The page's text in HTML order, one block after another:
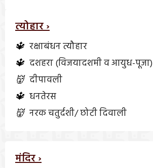
त्योहार ›
🔱 रक्षाबंधन त्यौहार
🔱 दशहरा (विजयादशमी व आयुध-पूजा)
👹 दीपावली
🔱 धनतेरस
👹 नरक चतुर्दशी/ छोटी दिवाली
मंदिर ›